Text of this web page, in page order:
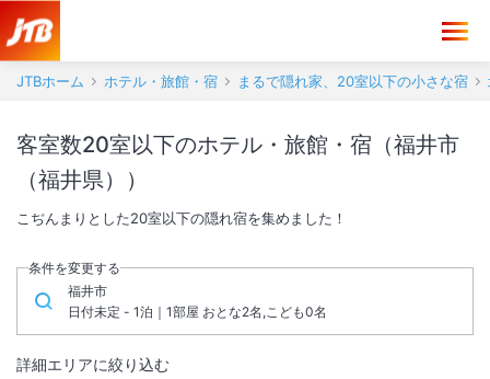
JTBホーム ホテル・旅館・宿 まるで隠れ家、20室以下の小さな宿
客室数20室以下のホテル・旅館・宿（福井市
（福井県））
こぢんまりとした20室以下の隠れ宿を集めました！
条件を変更する
福井市
日付未定 - 1泊｜1部屋 おとな2名,こども0名
詳細エリアに絞り込む